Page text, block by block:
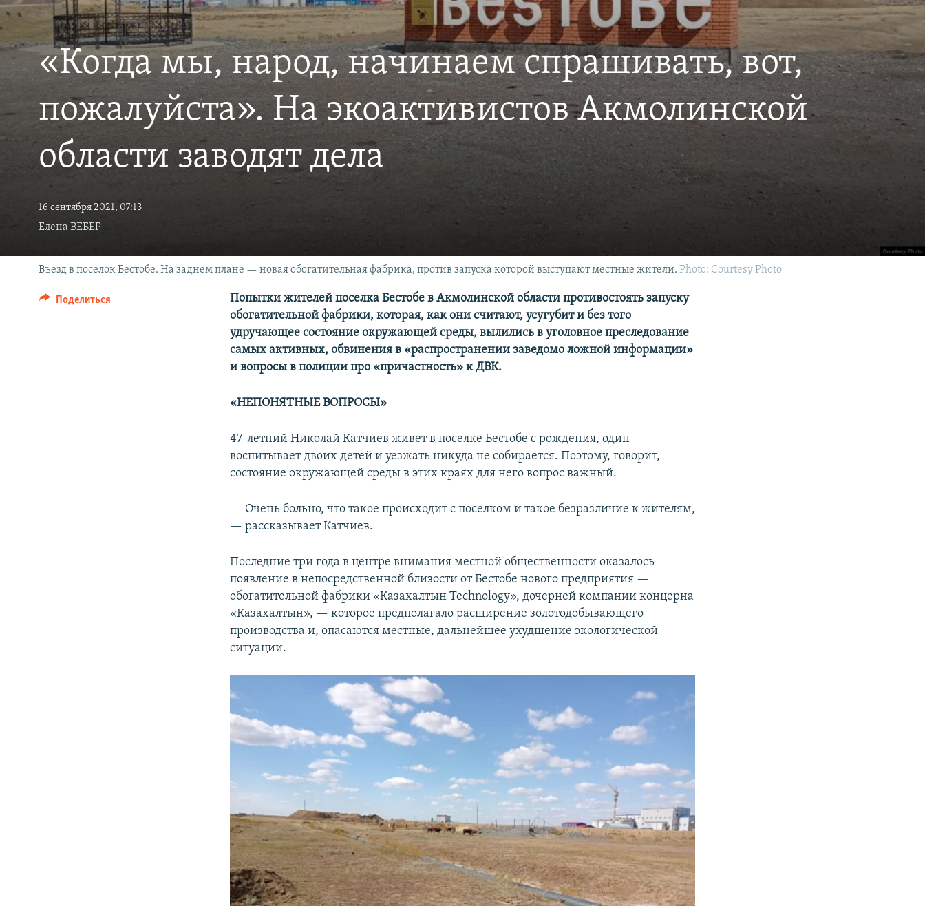
«Когда мы, народ, начинаем спрашивать, вот,
пожалуйста». На экоактивистов Акмолинской
области заводят дела
16 сентября 2021, 07:13
Елена ВЕБЕР
Въезд в поселок Бестобе. На заднем плане — новая обогатительная фабрика, против запуска которой выступают местные жители. Photo: Courtesy Photo
Поделиться
Попытки жителей поселка Бестобе в Акмолинской области противостоять запуску
обогатительной фабрики, которая, как они считают, усугубит и без того
удручающее состояние окружающей среды, вылились в уголовное преследование
самых активных, обвинения в «распространении заведомо ложной информации»
и вопросы в полиции про «причастность» к ДВК.
«НЕПОНЯТНЫЕ ВОПРОСЫ»
47-летний Николай Катчиев живет в поселке Бестобе с рождения, один
воспитывает двоих детей и уезжать никуда не собирается. Поэтому, говорит,
состояние окружающей среды в этих краях для него вопрос важный.
— Очень больно, что такое происходит с поселком и такое безразличие к жителям,
— рассказывает Катчиев.
Последние три года в центре внимания местной общественности оказалось
появление в непосредственной близости от Бестобе нового предприятия —
обогатительной фабрики «Казахалтын Technology», дочерней компании концерна
«Казахалтын», — которое предполагало расширение золотодобывающего
производства и, опасаются местные, дальнейшее ухудшение экологической
ситуации.